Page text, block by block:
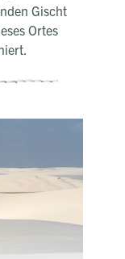
Gischt
Ortes
in
über die
Maranhenses